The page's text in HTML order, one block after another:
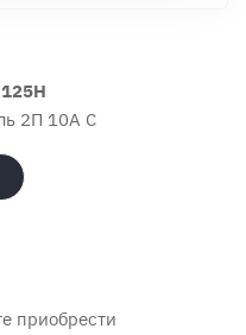
2П 10A C
приобрести